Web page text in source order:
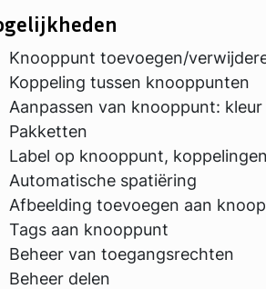
Knooppunt toevoegen/
Koppeling tussen knooppunten
Aanpassen van knooppunt: kleur
Pakketten
Label op knooppunt,
Automatische spatiëring
Afbeelding toevoegen aan
Tags aan knooppunt
Beheer van toegangsrechten
Beheer delen